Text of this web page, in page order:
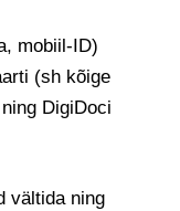
mobiil-ID)
(sh kõige
DigiDoci
vältida ning